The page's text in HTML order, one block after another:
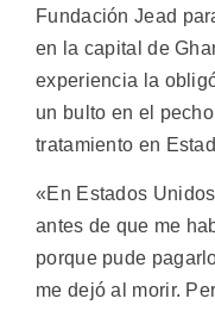
Fundación Jead
en la capital de
experiencia la
un bulto en el
tratamiento en
«En Estados
antes de que me
porque pude
me dejó al morir.